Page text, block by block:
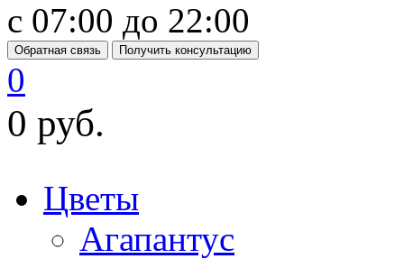
с 07:00 до 22:00
Обратная связь Получить консультацию
0
0 руб.
Цветы
Агапантус